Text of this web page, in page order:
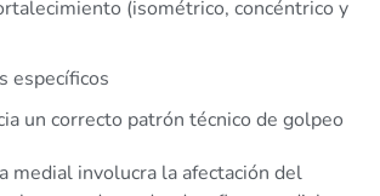
(isométrico, concéntrico y
específicos
un correcto patrón técnico de golpeo
medial involucra la afectación del